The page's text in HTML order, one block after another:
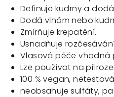
Definuje kudrny a
Dodá vlnám nebo
Zmírňuje krepatění.
Usnadňuje
Vlasová péče vhodná
Lze používat na
100 % vegan,
neobsahuje sulfáty,